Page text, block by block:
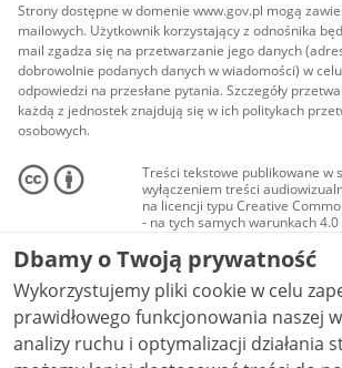
Strony dostępne w domenie www.gov.pl mogą
mailowych. Użytkownik korzystający z odnośnika
mail zgadza się na przetwarzanie jego danych
dobrowolnie podanych danych w wiadomości) w
odpowiedzi na przesłane pytania. Szczegóły
każdą z jednostek znajdują się w ich politykach
osobowych.
Treści tekstowe publikowane w
wyłączeniem treści
na licencji typu Creative
- na tych samych warunkach 4.0
Materiały audiowizualne, w tym
audio i wideo, są udostępniane
Creative Commons: uznanie
niekomercyjne - bez utworów
NC-ND 4.0), o ile nie jest to
Dbamy o Twoją prywatność
Wykorzystujemy pliki cookie w celu
prawidłowego funkcjonowania naszej
analizy ruchu i optymalizacji działania strony.